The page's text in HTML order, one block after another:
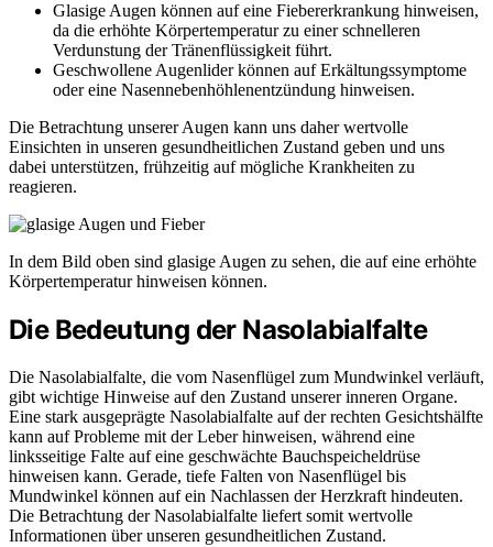
Glasige Augen können auf eine Fiebererkrankung hinweisen,
da die erhöhte Körpertemperatur zu einer schnelleren
Verdunstung der Tränenflüssigkeit führt.
Geschwollene Augenlider können auf Erkältungssymptome
oder eine Nasennebenhöhlenentzündung hinweisen.
Die Betrachtung unserer Augen kann uns daher wertvolle
Einsichten in unseren gesundheitlichen Zustand geben und uns
dabei unterstützen, frühzeitig auf mögliche Krankheiten zu
reagieren.
In dem Bild oben sind glasige Augen zu sehen, die auf eine erhöhte
Körpertemperatur hinweisen können.
Die Bedeutung der Nasolabialfalte
Die Nasolabialfalte, die vom Nasenflügel zum Mundwinkel verläuft,
gibt wichtige Hinweise auf den Zustand unserer inneren Organe.
Eine stark ausgeprägte Nasolabialfalte auf der rechten Gesichtshälfte
kann auf Probleme mit der Leber hinweisen, während eine
linksseitige Falte auf eine geschwächte Bauchspeicheldrüse
hinweisen kann. Gerade, tiefe Falten von Nasenflügel bis
Mundwinkel können auf ein Nachlassen der Herzkraft hindeuten.
Die Betrachtung der Nasolabialfalte liefert somit wertvolle
Informationen über unseren gesundheitlichen Zustand.